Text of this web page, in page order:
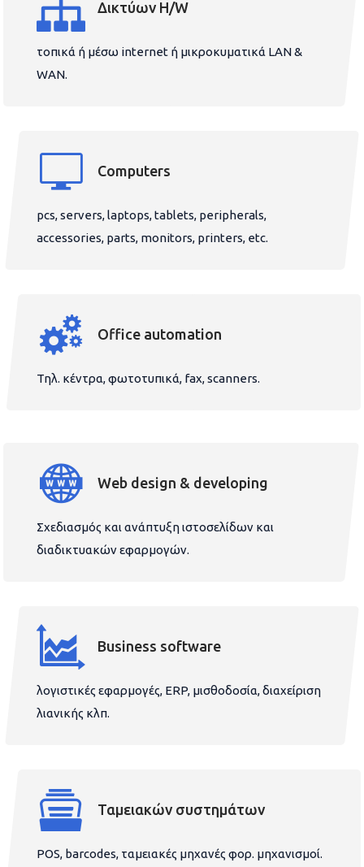
Δικτύων H/W
τοπικά ή μέσω internet ή μικροκυματικά LAN &
WAN.
Computers
pcs, servers, laptops, tablets, peripherals,
accessories, parts, monitors, printers, etc.
Office automation
Τηλ. κέντρα, φωτοτυπικά, fax, scanners.
Web design & developing
Σχεδιασμός και ανάπτυξη ιστοσελίδων και
διαδικτυακών εφαρμογών.
Business software
λογιστικές εφαρμογές, ERP, μισθοδοσία, διαχείριση
λιανικής κλπ.
Ταμειακών συστημάτων
POS, barcodes, ταμειακές μηχανές φορ. μηχανισμοί.